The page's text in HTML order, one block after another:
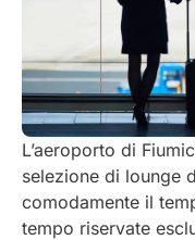
L’aeroporto di
selezione di lounge
comodamente il
tempo riservate